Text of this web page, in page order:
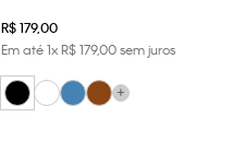
R$179,00
Em até1xR$179,00sem juros
+